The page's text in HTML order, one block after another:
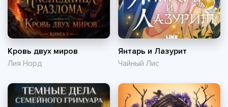
Кровь двух миров
Лия Норд
Янтарь и Лазурит
Чайный Лис